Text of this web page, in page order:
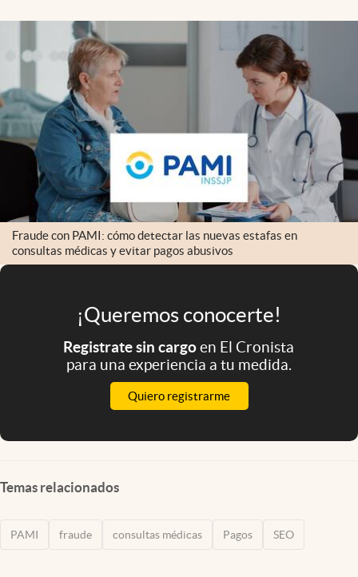
Mundial 2026
Eventos Corporativos
El Cronista Studio
Mediakit
abre en nueva pestaña
Argentina
Fraude con PAMI: cómo detectar las nuevas estafas en
consultas médicas y evitar pagos abusivos
¡Queremos conocerte!
Registrate sin cargoen El Cronista
para una experiencia a tu medida.
Quiero registrarme
Temas relacionados
PAMI fraude consultas médicas Pagos SEO